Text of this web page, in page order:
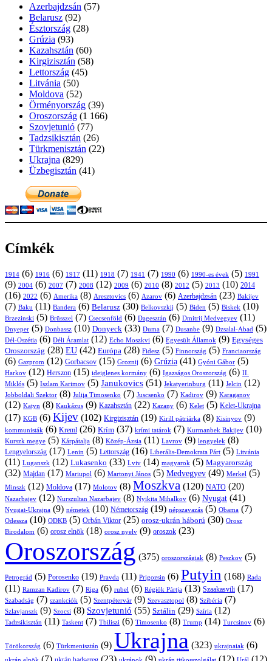
Azerbajdzsán (57)
Belarusz (92)
Észtország (28)
Grúzia (93)
Kazahsztán (60)
Kirgizisztán (58)
Lettország (45)
Litvánia (50)
Moldova (52)
Örményország (39)
Oroszország (1 166)
Szovjetunió (77)
Tadzsikisztán (26)
Türkmenisztán (22)
Ukrajna (829)
Üzbegisztán (41)
Címkék
1914 (6) 1916 (6) 1917 (11) 1918 (7) 1941 (7) 1990 (6) 1990-es évek (5) 1991
(9) 2004 (6) 2007 (7) 2008 (12) 2009 (6) 2010 (8) 2012 (5) 2013 (10) 2014
(16) 2022 (6) Amerika (8) Aresztovics (6) Azarov (6) Azerbajdzsán (23) Bakijev
(7) Baku (11) Bandera (6) Belarusz (30) Belkovszkij (5) Biden (5) Biskek (10)
Brzezinski (5) Brüsszel (7) Csecsenföld (6) Dagesztán (6) Dmitrij Medvegyev (11)
Dnyeper (5) Donbassz (10) Donyeck (33) Duma (7) Dusanbe (9) Dzsalal-Abad (5)
Dél-Oszétia (6) Déli Áramlat (12) Echo Moszkvi (6) Egyesült Államok (9) Egységes
Oroszország (28) EU (42) Európa (28) Fidesz (5) Finnország (5) Franciaország
(6) Gazprom (12) Gorbacsov (15) Groznij (6) Grúzia (41) Gyóni Gábor (5)
Harkov (12) Herszon (15) ideiglenes kormány (6) Igazságos Oroszország (6) II.
Miklós (5) Iszlam Karimov (5) Janukovics (51) Jekatyerinburg (11) Jelcin (12)
Jobboldali Szektor (8) Julija Timosenko (7) Juscsenko (7) Kadirov (9) Karaganov
(12) Katyn (8) Kaukázus (9) Kazahsztán (22) Kazany (6) Kelet (5) Kelet-Ukrajna
(17) KGB (6) Kijev (102) Kirgizisztán (19) Kirill pátriárka (8) Kisinyov (9)
kommunisták (6) Kreml (26) Krím (37) krími tatárok (7) Kurmanbek Bakijev (10)
Kurszk megye (5) Kárpátalja (8) Közép-Ázsia (11) Lavrov (9) lengyelek (8)
Lengyelország (17) Lenin (5) Lettország (16) Liberális-Demokrata Párt (5) Litvánia
(11) Luganszk (12) Lukasenko (33) Lviv (14) magyarok (5) Magyarország
(32) Majdan (17) Mariupol (6) Martonyi János (5) Medvegyev (49) Merkel (5)
Minszk (12) Moldova (17) Molotov (8) Moszkva (120) NATO (20)
Nazarbajev (12) Nurszultan Nazarbajev (8) Nyikita Mihalkov (6) Nyugat (41)
Nyugat-Ukrajna (9) németek (10) Németország (19) népszavazás (5) Obama (7)
Odessza (10) ODKB (5) Orbán Viktor (25) orosz-ukrán háború (30) Orosz
Birodalom (6) orosz elnök (18) orosz nyelv (9) oroszok (23)
Oroszország (375) oroszországiak (8) Peszkov (5)
Petrográd (5) Porosenko (19) Pravda (11) Prigozsin (6) Putyin (168) Rada
(11) Ramzan Kadirov (7) Riga (6) rubel (6) Régiók Pártja (13) Szaakasvili (17)
Szabadság (7) szankciók (5) Szentpétervár (9) Szevasztopol (8) Szibéria (7)
Szlavjanszk (9) Szocsi (8) Szovjetunió (55) Sztálin (29) Szíria (12)
Tadzsikisztán (11) Taskent (7) Tbiliszi (6) Timosenko (8) Trump (14) Turcsinov (6)
Törökország (6) Türkmenisztán (9) Ukrajna (323) ukrajnaiak (6)